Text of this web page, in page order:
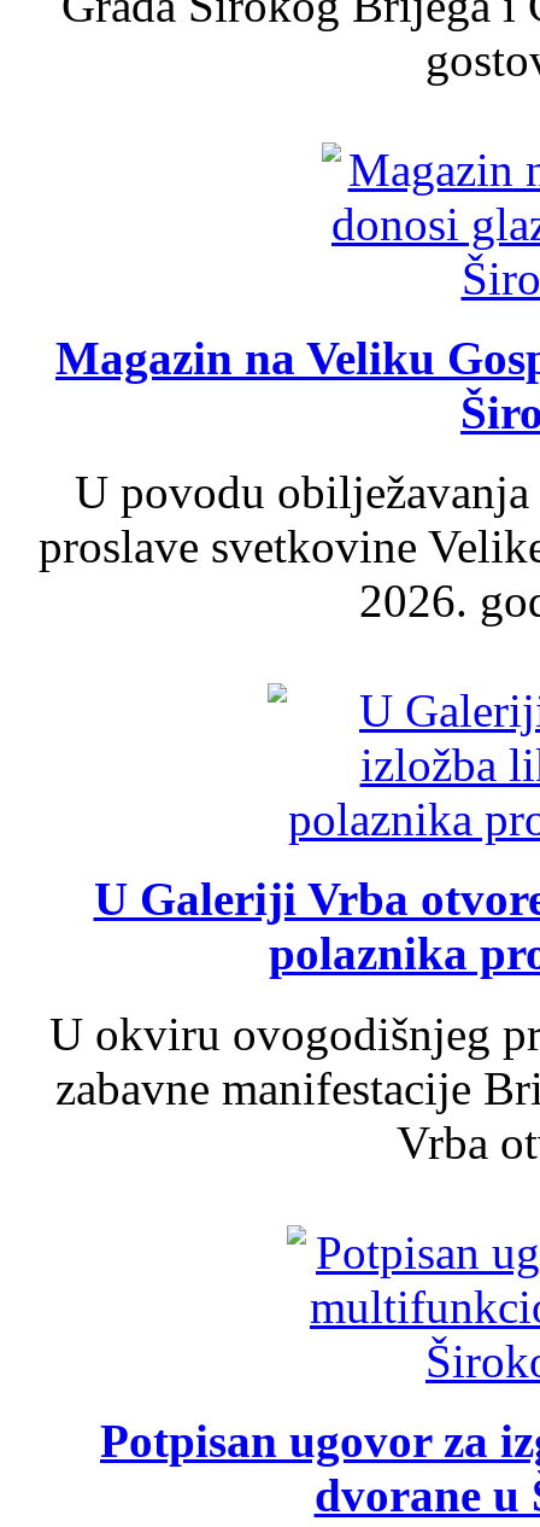
Magazin na Veliku
U povodu
proslave svetkovine
2026.
U Galeriji Vrba
polaznika
U okviru ovogodišnjeg
zabavne manifestacije
Vrba
Potpisan ugovor za
dvorane u